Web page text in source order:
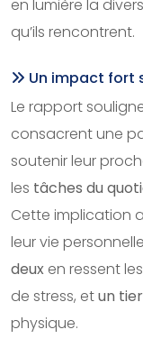
en lumière la
qu’ils rencontrent.
Un impact fort
Le rapport
consacrent une
soutenir leur
les tâches du
Cette implication
leur vie
deux en ressent
de stress, etun
physique.